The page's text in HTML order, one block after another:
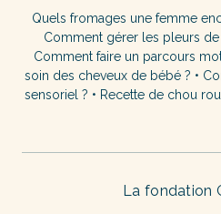
Quels fromages une femme
Comment gérer les pleurs
Comment faire un parcours
soin des cheveux de bébé ? •
sensoriel ? • Recette de chou
La fondation